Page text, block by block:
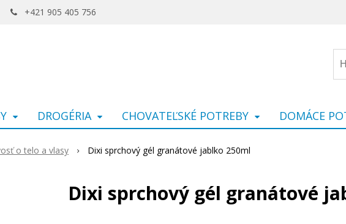
+421 905 405 756
DROGÉRIA CHOVATEĽSKÉ POTREBY DOMÁCE
o telo a vlasy Dixi sprchový gél granátové jablko 250ml
Dixi sprchový gél granátové